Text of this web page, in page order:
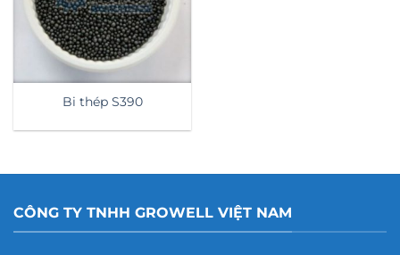
Bi thép S390
CÔNG TY TNHH GROWELL VIỆT NAM